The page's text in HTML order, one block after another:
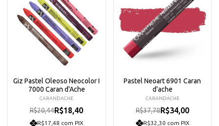
Giz Pastel Oleoso Neocolor I
7000 Caran d'Ache
CARANDACHE
R$20,44R$18,40
R$17,48 com PIX
Pastel Neoart 6901 Caran
d'ache
CARANDACHE
R$37,78R$34,00
R$32,30 com PIX